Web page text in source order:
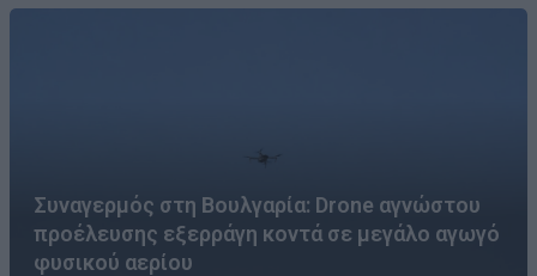
Συναγερμός στη Βουλγαρία: Drone αγνώστου
προέλευσης εξερράγη κοντά σε μεγάλο αγωγό
φυσικού αερίου